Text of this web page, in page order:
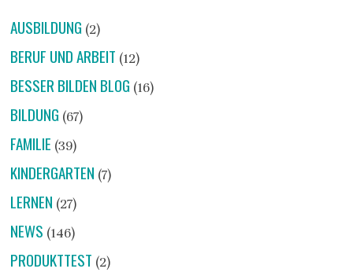
AUSBILDUNG (2)
BERUF UND ARBEIT (12)
BESSER BILDEN BLOG (16)
BILDUNG (67)
FAMILIE (39)
KINDERGARTEN (7)
LERNEN (27)
NEWS (146)
PRODUKTTEST (2)